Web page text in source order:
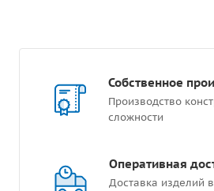
Собственное
Производство
сложности
Оперативная
Доставка изделий